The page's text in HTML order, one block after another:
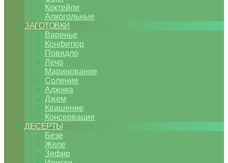
Коктейли
Алкогольные
ЗАГОТОВКИ
Варенье
Конфитюр
Повидло
Лечо
Маринование
Соление
Аджика
Джем
Квашение
Консервация
ДЕСЕРТЫ
Безе
Желе
Зефир